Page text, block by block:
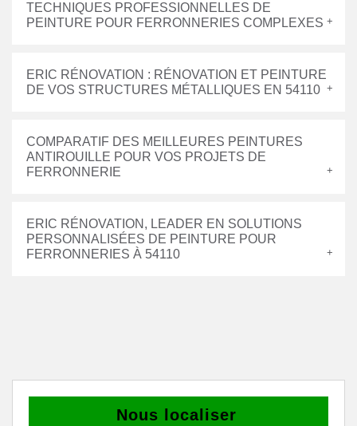
TECHNIQUES PROFESSIONNELLES DE
PEINTURE POUR FERRONNERIES COMPLEXES
ERIC RÉNOVATION : RÉNOVATION ET PEINTURE
DE VOS STRUCTURES MÉTALLIQUES EN 54110
COMPARATIF DES MEILLEURES PEINTURES
ANTIROUILLE POUR VOS PROJETS DE
FERRONNERIE
ERIC RÉNOVATION, LEADER EN SOLUTIONS
PERSONNALISÉES DE PEINTURE POUR
FERRONNERIES À 54110
Nous localiser